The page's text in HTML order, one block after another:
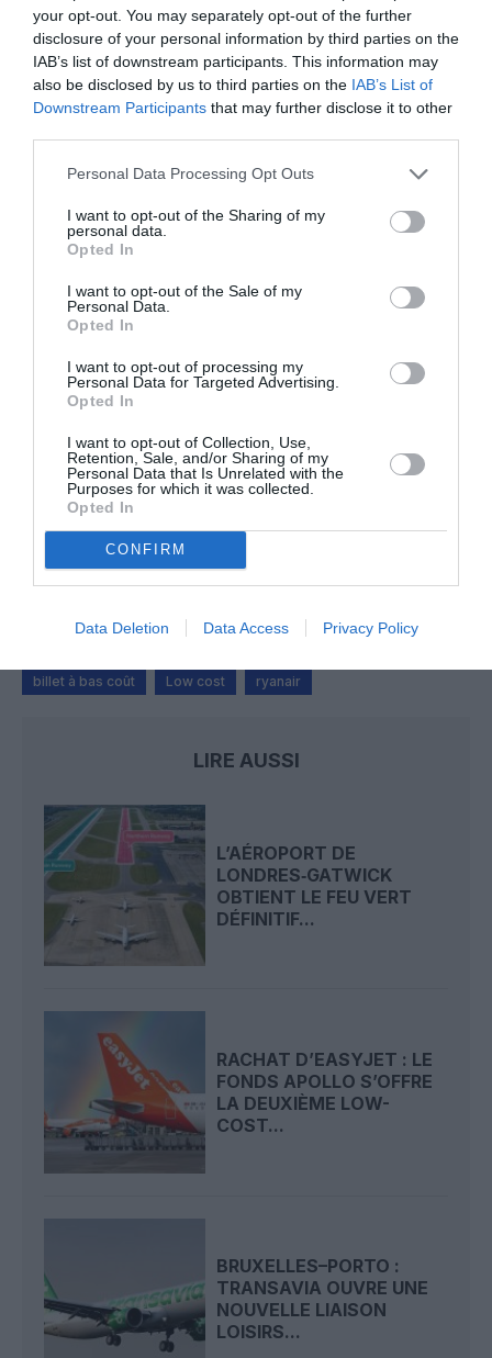
your opt-out. You may separately opt-out of the further
disclosure of your personal information by third parties on the
IAB’s list of downstream participants. This information may
also be disclosed by us to third parties on the IAB’s List of
Downstream Participants that may further disclose it to other
Personal Data Processing Opt Outs
I want to opt-out of the Sharing of my
personal data.
Opted In
I want to opt-out of the Sale of my
Personal Data.
Opted In
I want to opt-out of processing my
Personal Data for Targeted Advertising.
Opted In
I want to opt-out of Collection, Use,
Retention, Sale, and/or Sharing of my
Personal Data that Is Unrelated with the
Purposes for which it was collected.
Opted In
CONFIRM
Data Deletion Data Access Privacy Policy
Appel aux lecteurs !
Soutenez Air Journal participezà son
développement !
NOUS SOUTENIR
DERNIERS COMMENTAIRES
NDRa commenté l'article :
Contrôles aux frontières entre l’Espagne et l’Italie : des
arrivées plus longues, des correspondances à risque
Serge13 a commenté l'article :
Flynas ouvre une ligne directe entre Médine et
Bruxelles
billet à bas coût Low cost ryanair
LIRE AUSSI
L’AÉROPORT DE
LONDRES‑GATWICK
OBTIENT LE FEU VERT
DÉFINITIF...
RACHAT D’EASYJET : LE
FONDS APOLLO S’OFFRE
LA DEUXIÈME LOW-
COST...
BRUXELLES–PORTO :
TRANSAVIA OUVRE UNE
NOUVELLE LIAISON
LOISIRS...